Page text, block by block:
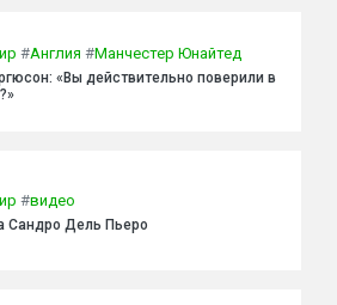
#Англия #Манчестер Юнайтед
«Вы действительно поверили в
#видео
Сандро Дель Пьеро